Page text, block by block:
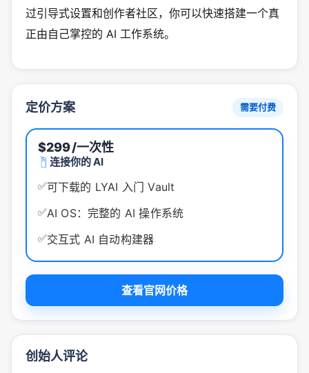
过引导式设置和创作者社区，你可以快速搭建一个真
正由自己掌控的 AI 工作系统。
定价方案 需要付费
$299/一次性
连接你的 AI
✅可下载的 LYAI 入门 Vault
✅AI OS：完整的 AI 操作系统
✅交互式 AI 自动构建器
查看官网价格
创始人评论